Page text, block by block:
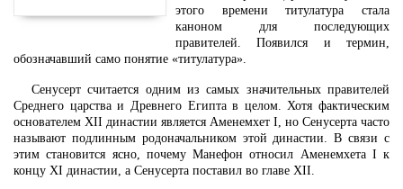
этого времени титулатура стала
каноном для последующих
правителей. Появился и термин,
обозначавший само понятие «титулатура».
Сенусерт считается одним из самых значительных правителей
Среднего царства и Древнего Египта в целом. Хотя фактическим
основателем XII династии является Аменемхет I, но Сенусерта часто
называют подлинным родоначальником этой династии. В связи с
этим становится ясно, почему Манефон относил Аменемхета I к
концу XI династии, а Сенусерта поставил во главе XII.